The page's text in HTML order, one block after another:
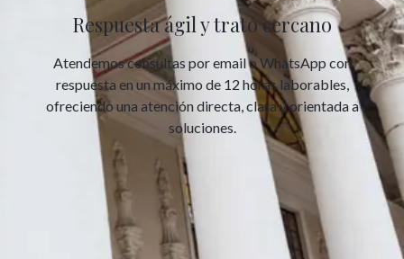
Respuesta ágil y trato cercano
Atendemos consultas por email o WhatsApp con
respuesta en un máximo de 12 horas laborables,
ofreciendo una atención directa, clara y orientada a
soluciones.